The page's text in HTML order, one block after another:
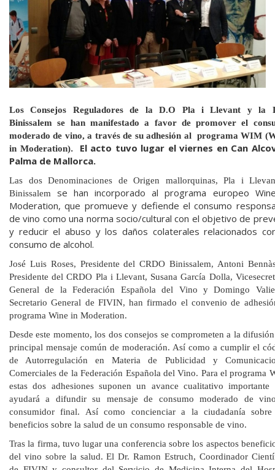
Los Consejos Reguladores de la D.O Pla i Llevant y la
Binissalem se han manifestado a favor de promover el
moderado de vino, a través de su adhesión al programa WIM
in Moderation). El acto tuvo lugar el viernes en Can
Palma de Mallorca.
Las dos Denominaciones de Origen mallorquinas, Pla i
Binissalem
se han incorporado al programa europeo
Moderation, que promueve y defiende el consumo
de vino como una norma socio/cultural con el objetivo de
y reducir el abuso y los daños colaterales relacionados
consumo de alcohol.
José Luis Roses, Presidente del CRDO Binissalem, Antoni
Presidente del CRDO Pla i Llevant, Susana García Dolla,
General de la Federación Española del Vino y Domingo
Secretario General de FIVIN, han firmado el convenio de
programa Wine in Moderation.
Desde este momento, los dos consejos se comprometen a la
principal mensaje común de moderación. Así como a cumplir el
de Autorregulación en Materia de Publicidad y
Comerciales de la Federación Española del Vino. Para el programa
estas dos adhesiones suponen un avance cualitativo importante
ayudará a difundir su mensaje de consumo moderado de
consumidor final. Así como concienciar a la ciudadanía
beneficios sobre la salud de un consumo responsable de vino.
Tras la firma, tuvo lugar una conferencia sobre los aspectos
del vino sobre la salud. El Dr. Ramon Estruch, Coordinador